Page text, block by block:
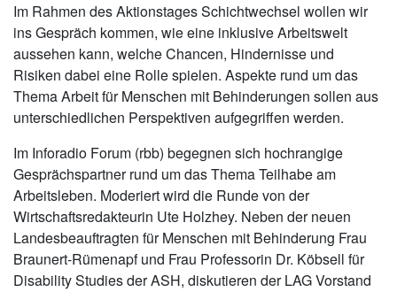
Im Rahmen des Aktionstages Schichtwechsel wollen wir
ins Gespräch kommen, wie eine inklusive Arbeitswelt
aussehen kann, welche Chancen, Hindernisse und
Risiken dabei eine Rolle spielen. Aspekte rund um das
Thema Arbeit für Menschen mit Behinderungen sollen aus
unterschiedlichen Perspektiven aufgegriffen werden.
Im Inforadio Forum (rbb) begegnen sich hochrangige
Gesprächspartner rund um das Thema Teilhabe am
Arbeitsleben. Moderiert wird die Runde von der
Wirtschaftsredakteurin Ute Holzhey. Neben der neuen
Landesbeauftragten für Menschen mit Behinderung Frau
Braunert-Rümenapf und Frau Professorin Dr. Köbsell für
Disability Studies der ASH, diskutieren der LAG Vorstand